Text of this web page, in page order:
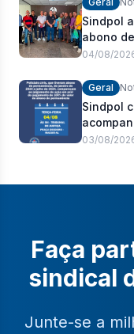
Sindpol
abono
04/08/
Geral
Sindpol
03/08/
Faça
sindical
Junte-se a